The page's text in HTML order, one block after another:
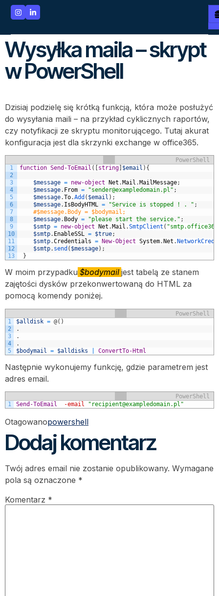
Wysyłka maila – skrypt
w PowerShell
Dzisiaj podzielę się krótką funkcją, która może posłużyć
do wysyłania maili – na przykład cyklicznych raportów,
czy notyfikacji ze skryptu monitorującego. Tutaj akurat
konfiguracja jest dla skrzynki exchange w office365.
PowerShell
1
2
3
4
5
6
7
8
9
10
11
12
13
function Send-ToEmail ( string $email ) {
$message = new-object Net . Mail . MailMessage;
$message. From = "sender@exampledomain.pl" ;
$message.To.Add ( $email ) ;
$message. IsBodyHTML = "Service is stopped ! . " ;
#$message.Body = $bodymail;
$message. Body = "please start the service." ;
$smtp = new-object Net . Mail .SmtpClient (
$smtp. EnableSSL = $true;
$smtp.Credentials = New-Object System. Net .
$smtp. send ( $message) ;
}
W moim przypadku $bodymail jest tabelą ze stanem
zajętości dysków przekonwertowaną do HTML za
pomocą komendy poniżej.
PowerShell
1
2
3
4
5
$alldisk = @( )
.
.
.
$bodymail
= $alldisks ConvertTo-Html
Następnie wykonujemy funkcję, gdzie parametrem jest
adres email.
PowerShell
1
Send-ToEmail -email "recipient@exampledomain.pl"
Otagowanopowershell
Dodaj komentarz
Twój adres email nie zostanie opublikowany. Wymagane
pola są oznaczone *
Komentarz *